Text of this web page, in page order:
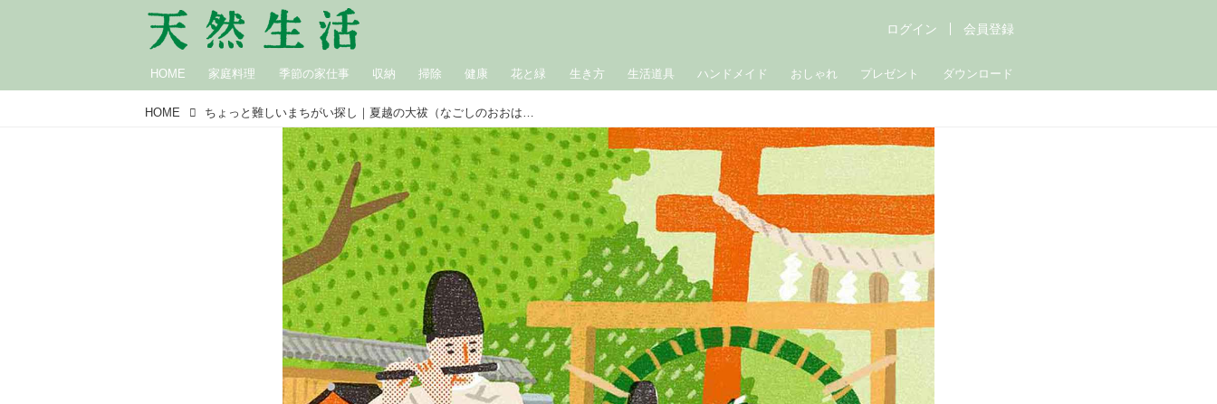
HOME 家庭料理 季節の家仕事 収納 掃除 健康 花と緑 生き方 生活道具 ハンドメイド おしゃれ プレゼント ダウンロード
ログイン 会員登録
HOME ちょっと難しいまちがい探し｜夏越の大祓（なごしのおおはらえ）